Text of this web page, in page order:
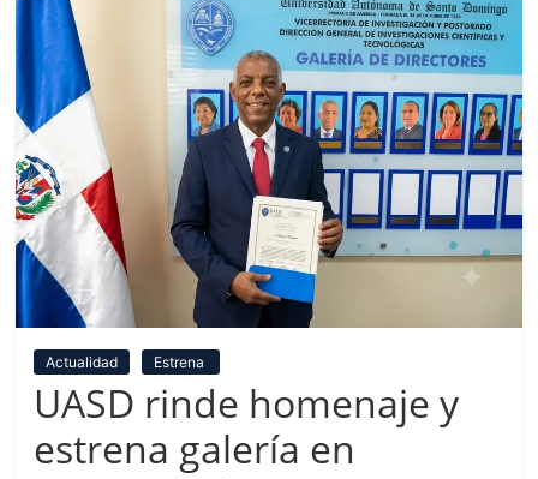
Actualidad Estrena
UASD rinde homenaje y
estrena galería en